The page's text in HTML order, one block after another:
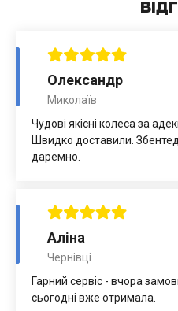
Олександр
Миколаїв
Чудові якісні колеса за
Швидко доставили.
даремно.
Аліна
Чернівці
Гарний сервіс - вчора
сьогодні вже отримала.